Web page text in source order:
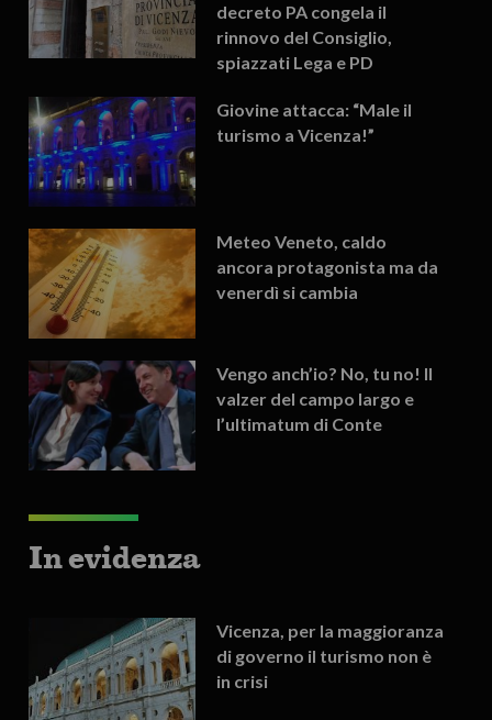
decreto PA congela il
rinnovo del Consiglio,
spiazzati Lega e PD
Giovine attacca: “Male il
turismo a Vicenza!”
Meteo Veneto, caldo
ancora protagonista ma da
venerdì si cambia
Vengo anch’io? No, tu no! Il
valzer del campo largo e
l’ultimatum di Conte
In evidenza
Vicenza, per la maggioranza
di governo il turismo non è
in crisi